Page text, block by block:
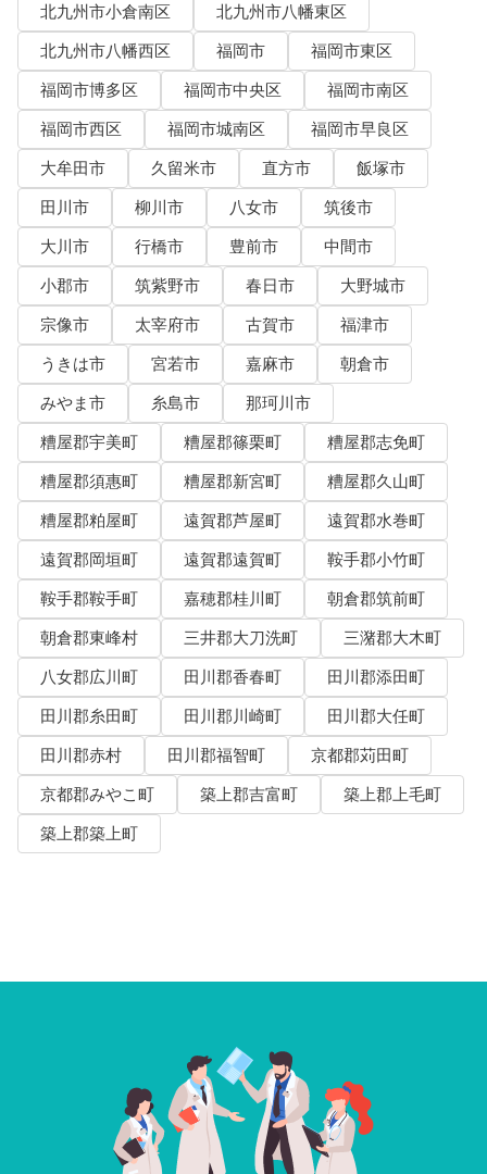
北九州市小倉南区
北九州市八幡東区
北九州市八幡西区
福岡市
福岡市東区
福岡市博多区
福岡市中央区
福岡市南区
福岡市西区
福岡市城南区
福岡市早良区
大牟田市
久留米市 直方市
飯塚市
田川市
柳川市 八女市
筑後市
大川市
行橋市 豊前市
中間市
小郡市
筑紫野市 春日市
大野城市
宗像市
太宰府市 古賀市
福津市
うきは市
宮若市 嘉麻市
朝倉市
みやま市
糸島市
那珂川市
糟屋郡宇美町
糟屋郡篠栗町
糟屋郡志免町
糟屋郡須惠町
糟屋郡新宮町
糟屋郡久山町
糟屋郡粕屋町
遠賀郡芦屋町
遠賀郡水巻町
遠賀郡岡垣町
遠賀郡遠賀町
鞍手郡小竹町
鞍手郡鞍手町
嘉穂郡桂川町
朝倉郡筑前町
朝倉郡東峰村
三井郡大刀洗町
三潴郡大木町
八女郡広川町
田川郡香春町
田川郡添田町
田川郡糸田町
田川郡川崎町
田川郡大任町
田川郡赤村
田川郡福智町
京都郡苅田町
京都郡みやこ町
築上郡吉富町
築上郡上毛町
築上郡築上町